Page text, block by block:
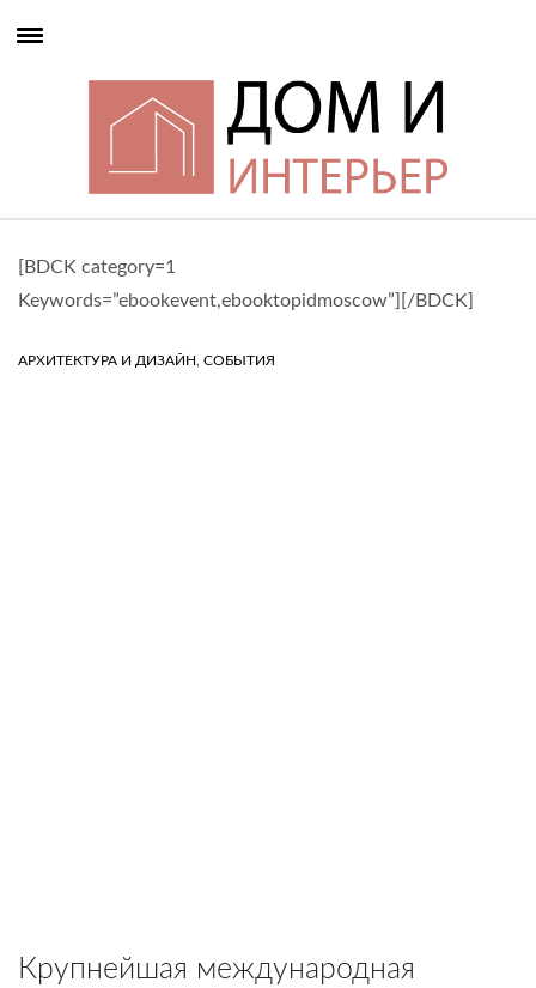
[BDCK category=1
Keywords=”ebookevent,ebooktopidmoscow”][/BDCK]
АРХИТЕКТУРА И ДИЗАЙН, СОБЫТИЯ
Крупнейшая международная